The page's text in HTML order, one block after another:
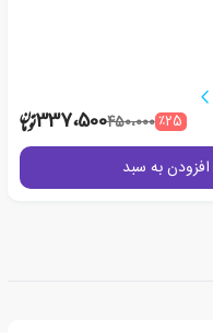
٪25450،000337،500
افزودن به سبد